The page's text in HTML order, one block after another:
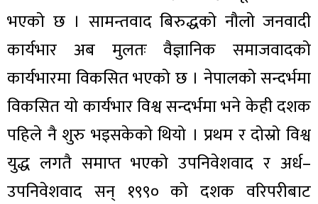
भएको छ । सामन्तवाद बिरुद्धको नौलो जनवादी
कार्यभार अब मुलतः वैज्ञानिक समाजवादको
कार्यभारमा विकसित भएको छ । नेपालको सन्दर्भमा
विकसित यो कार्यभार विश्व सन्दर्भमा भने केही दशक
पहिले नै शुरु भइसकेको थियो । प्रथम र दोस्रो विश्व
युद्ध लगतै समाप्त भएको उपनिवेशवाद र अर्ध–
उपनिवेशवाद सन् १९९० को दशक वरिपरीबाट